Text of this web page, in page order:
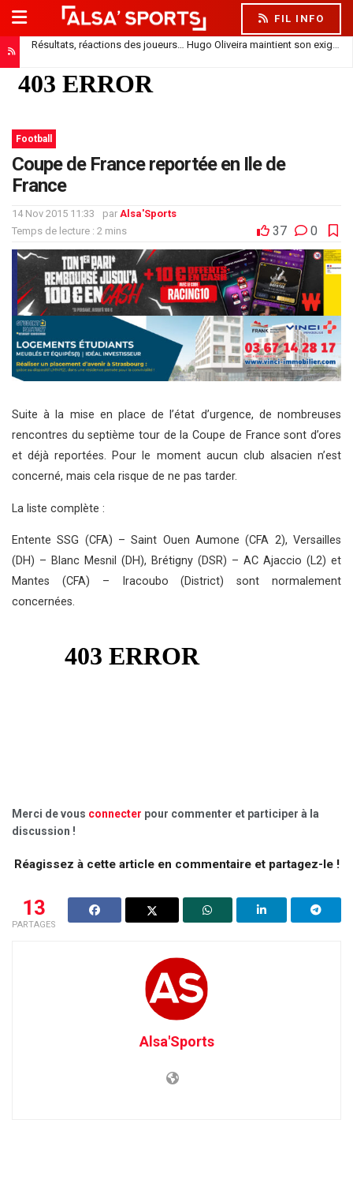
FIL INFO
Résultats, réactions des joueurs… Hugo Oliveira maintient son exigence
Football
Coupe de France reportée en Ile de
France
14 Nov 2015 11:33 par Alsa'Sports
Temps de lecture : 2 mins
37 0
Suite à la mise en place de l’état d’urgence, de nombreuses
rencontres du septième tour de la Coupe de France sont d’ores
et déjà reportées. Pour le moment aucun club alsacien n’est
concerné, mais cela risque de ne pas tarder.
La liste complète :
Entente SSG (CFA) – Saint Ouen Aumone (CFA 2), Versailles
(DH) – Blanc Mesnil (DH), Brétigny (DSR) – AC Ajaccio (L2) et
Mantes (CFA) – Iracoubo (District) sont normalement
concernées.
Merci de vous connecter pour commenter et participer à la
discussion !
Réagissez à cette article en commentaire et partagez-le !
13
PARTAGES
Alsa'Sports